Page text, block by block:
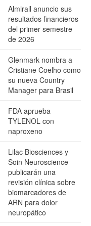
Almirall anuncio sus
resultados financieros
del primer semestre
de 2026
Glenmark nombra a
Cristiane Coelho como
su nueva Country
Manager para Brasil
FDA aprueba
TYLENOL con
naproxeno
Lilac Biosciences y
Soin Neuroscience
publicarán una
revisión clínica sobre
biomarcadores de
ARN para dolor
neuropático